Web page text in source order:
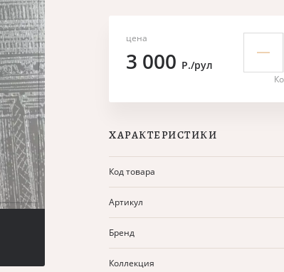
цена
3 000 Р./рул
ХАРАКТЕРИСТИКИ
Код товара
Артикул
Бренд
Коллекция